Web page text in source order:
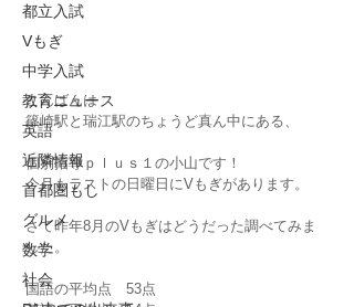
都立入試
Vもぎ
中学入試
教育ニュース
英語
近隣情報
首都圏もし
グルメ
数学
社会
こんばんは
篠崎駅と瑞江駅のちょうど真ん中にある、
個別指導ｐｌｕｓ１の小山です！
今月もラストの日曜日にVもぎがあります。
さて昨年8月のVもぎはどうだった調べてみま
した。
国語の平均点　53点